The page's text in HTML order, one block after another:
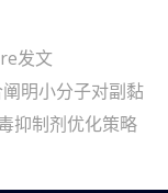
发文
明小分子对副黏
抑制剂优化策略